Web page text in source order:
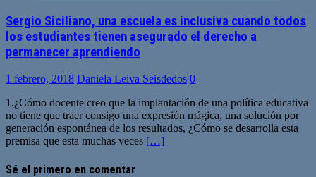
Sergio Siciliano, una escuela es inclusiva cuando todos
los estudiantes tienen asegurado el derecho a
permanecer aprendiendo
1 febrero, 2018 Daniela Leiva Seisdedos 0
1.¿Cómo docente creo que la implantación de una política educativa
no tiene que traer consigo una expresión mágica, una solución por
generación espontánea de los resultados, ¿Cómo se desarrolla esta
premisa que esta muchas veces […]
Sé el primero en comentar